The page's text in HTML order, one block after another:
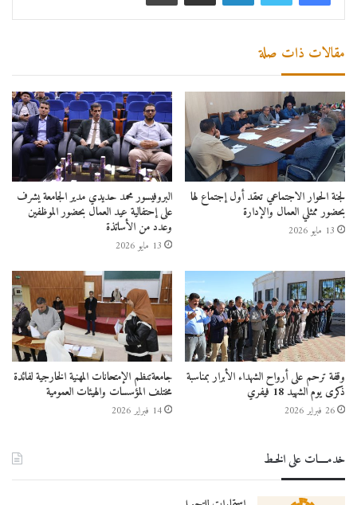
مقالات ذات صلة
لجنة الحوار الاجتماعي تعقد أول إجتماع لها
بحضور ممثلي العمال والإدارة
13 مايو 2026
البروفيسور محمد حديدي مدير الجامعة يشرف
على إحتفالية عيد العمال بحضور الموظفين
وعدد من الأساتذة
13 مايو 2026
وقفة ترحم على أرواح الشهداء الأبرار بمناسبة
ذكرى يوم الشهيد 18 فيفري
26 فبراير 2026
جامعةتنظم الإمتحانات المهنية الخارجية لفائدة
مختلف المؤسسات والهيئات العمومية
14 فبراير 2026
خدمــــات على الخـط